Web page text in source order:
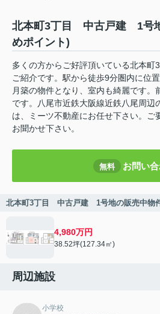
北本町3丁目 中古戸建 1号
めポイント)
多くの方からご好評頂いている北本
ご紹介です。駅から徒歩9分圏内に位
月築の物件となり、室内も綺麗です。
です。八尾市近鉄大阪線近鉄八尾周辺
は、ミーツ不動産にお任せ下さい。
お聞かせ下さい。
無料 お問い
北本町3丁目 中古戸建 1号地の販売中物
4,980万円
38.52坪(127.34㎡)
周辺施設
小学校